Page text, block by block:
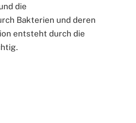
die
Bakterien und deren
entsteht durch die